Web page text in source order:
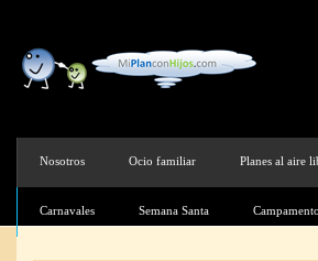
Nosotros Ocio familiar Planes al aire
Carnavales Semana Santa